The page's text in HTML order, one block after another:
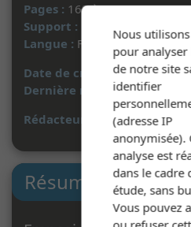
Pages : 163 à 193
Support :
Document imprimé
Langue : Français
Date de création :22/04/
Dernière mise à jour :08/09/
Rédacteur :
W. A.
Résumé
Nous
pour analyser
de notre site
identifier
(adresse IP
anonymisée).
analyse est
dans le cadre
étude, sans
Vous pouvez